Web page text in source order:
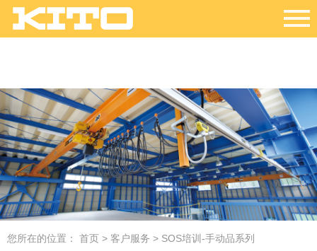
您所在的位置： 首页 > 客户服务 > SOS培训-手动品系列